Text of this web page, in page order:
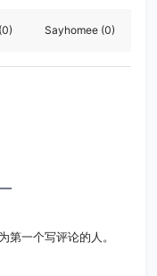
(0) Sayhomee (0)
第一个写评论的人。